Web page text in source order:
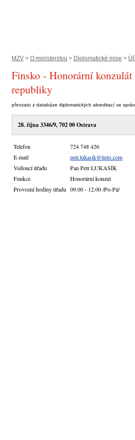
MZV > O ministerstvu > Diplomatické mise >
Finsko - Honorární konzulát
republiky
převzato z databáze diplomatických akreditací ve
28. října 3346/9, 702 00 Ostrava
Telefon
724 748 426
E-mail
petr.lukasik@tieto.com
Vedoucí úřadu
Pan Petr LUKASÍK
Funkce
Honorární konzul
Provozní hodiny úřadu 09.00 - 12.00 /Po-Pá/